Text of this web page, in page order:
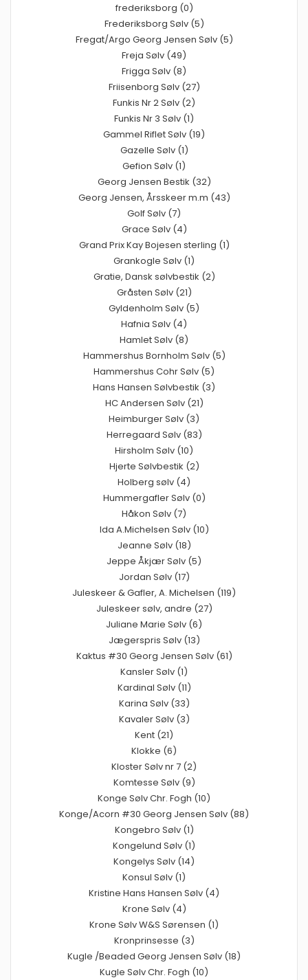
frederiksborg (0)
Frederiksborg Sølv (5)
Fregat/Argo Georg Jensen Sølv (5)
Freja Sølv (49)
Frigga Sølv (8)
Friisenborg Sølv (27)
Funkis Nr 2 Sølv (2)
Funkis Nr 3 Sølv (1)
Gammel Riflet Sølv (19)
Gazelle Sølv (1)
Gefion Sølv (1)
Georg Jensen Bestik (32)
Georg Jensen, Årsskeer m.m (43)
Golf Sølv (7)
Grace Sølv (4)
Grand Prix Kay Bojesen sterling (1)
Grankogle Sølv (1)
Gratie, Dansk sølvbestik (2)
Gråsten Sølv (21)
Gyldenholm Sølv (5)
Hafnia Sølv (4)
Hamlet Sølv (8)
Hammershus Bornholm Sølv (5)
Hammershus Cohr Sølv (5)
Hans Hansen Sølvbestik (3)
HC Andersen Sølv (21)
Heimburger Sølv (3)
Herregaard Sølv (83)
Hirsholm Sølv (10)
Hjerte Sølvbestik (2)
Holberg sølv (4)
Hummergafler Sølv (0)
Håkon Sølv (7)
Ida A.Michelsen Sølv (10)
Jeanne Sølv (18)
Jeppe Åkjær Sølv (5)
Jordan Sølv (17)
Juleskeer & Gafler, A. Michelsen (119)
Juleskeer sølv, andre (27)
Juliane Marie Sølv (6)
Jægerspris Sølv (13)
Kaktus #30 Georg Jensen Sølv (61)
Kansler Sølv (1)
Kardinal Sølv (11)
Karina Sølv (33)
Kavaler Sølv (3)
Kent (21)
Klokke (6)
Kloster Sølv nr 7 (2)
Komtesse Sølv (9)
Konge Sølv Chr. Fogh (10)
Konge/Acorn #30 Georg Jensen Sølv (88)
Kongebro Sølv (1)
Kongelund Sølv (1)
Kongelys Sølv (14)
Konsul Sølv (1)
Kristine Hans Hansen Sølv (4)
Krone Sølv (4)
Krone Sølv W&S Sørensen (1)
Kronprinsesse (3)
Kugle /Beaded Georg Jensen Sølv (18)
Kugle Sølv Chr. Fogh (10)